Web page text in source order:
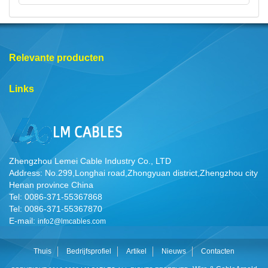
Relevante producten
Links
Zhengzhou Lemei Cable Industry Co., LTD
Address: No.299,Longhai road,Zhongyuan district,Zhengzhou city
Henan province China
Tel: 0086-371-55367868
Tel: 0086-371-55367870
E-mail: info2@lmcables.com
Thuis Bedrijfsprofiel Artikel Nieuws Contacten